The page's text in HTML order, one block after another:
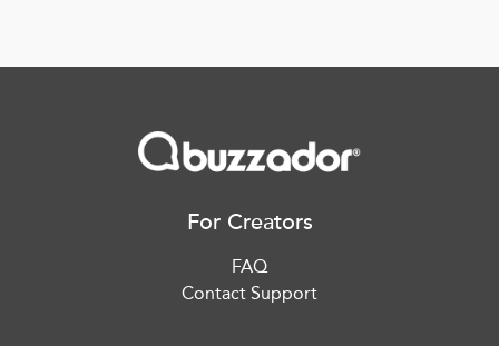
For Creators
FAQ
Contact Support